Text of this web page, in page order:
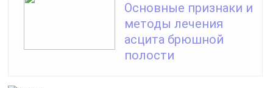
Основные признаки и
методы лечения
асцита брюшной
полости